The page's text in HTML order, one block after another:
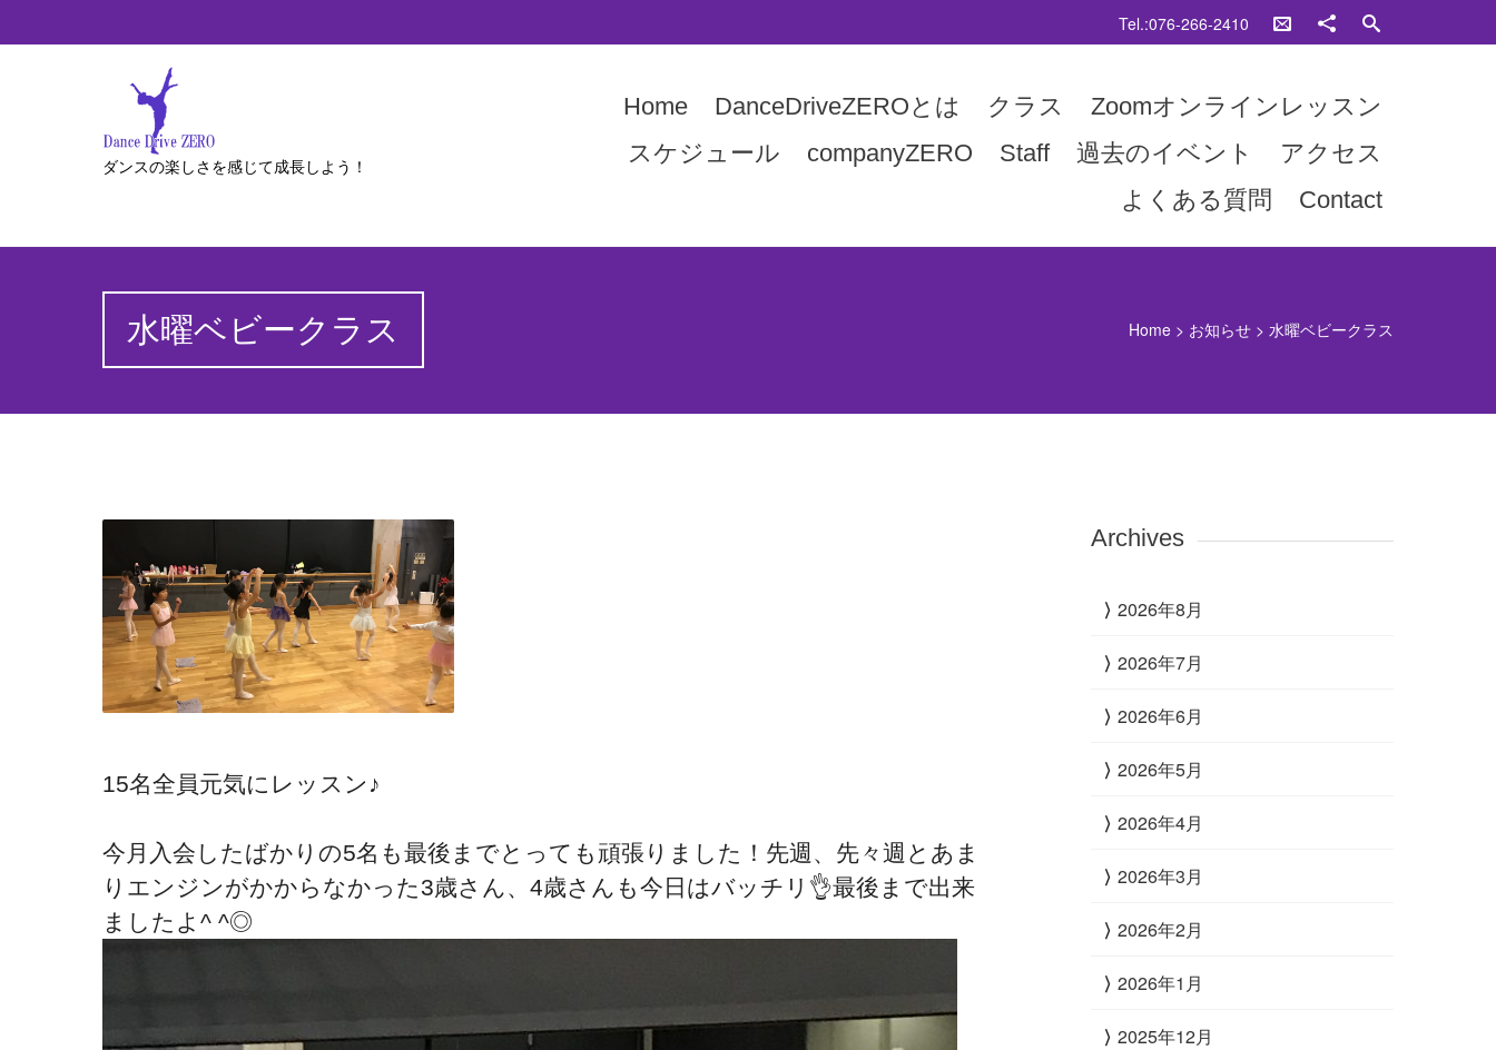
Tel.:076-266-2410
ダンスの楽しさを感じて成長しよう！
Home DanceDriveZEROとは クラス
Zoomオンラインレッスン
スケジュール
companyZERO Staff 過去のイベント
アクセス
よくある質問
Contact
水曜ベビークラス Home > お知らせ >水曜ベビークラス
15名全員元気にレッスン♪
今月入会したばかりの5名も最後までとっても頑張りました！先週、先々週とあま
りエンジンがかからなかった3歳さん、4歳さんも今日はバッチリ👌最後まで出来
ましたよ^ ^◎
Archives
2026年8月
2026年7月
2026年6月
2026年5月
2026年4月
2026年3月
2026年2月
2026年1月
2025年12月